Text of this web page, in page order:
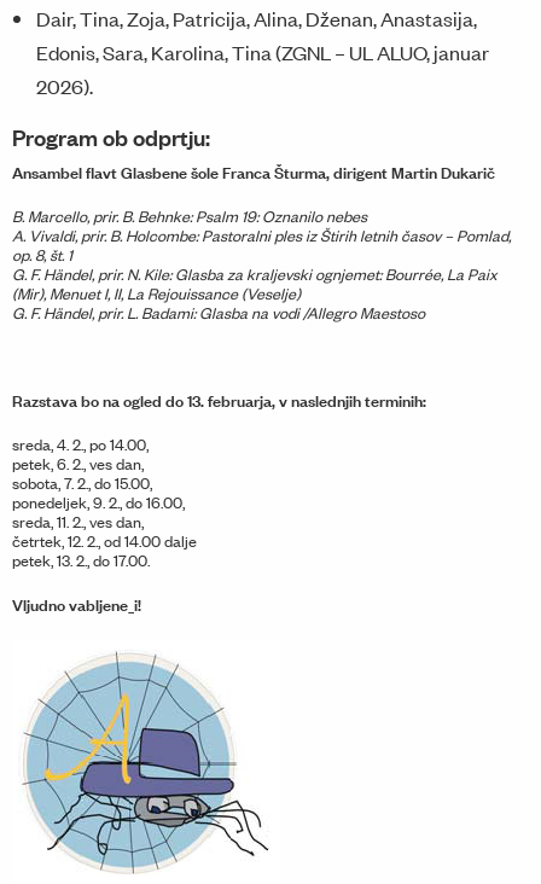
Dair, Tina, Zoja, Patricija, Alina, Dženan, Anastasija,
Edonis, Sara, Karolina, Tina (ZGNL – UL ALUO, januar
2026).
Program ob odprtju:
Ansambel flavt Glasbene šole Franca Šturma, dirigent Martin Dukarič
B. Marcello, prir. B. Behnke: Psalm 19: Oznanilo nebes
A. Vivaldi, prir. B. Holcombe: Pastoralni ples iz Štirih letnih časov – Pomlad,
op. 8, št. 1
G. F. Händel, prir. N. Kile: Glasba za kraljevski ognjemet: Bourrée, La Paix
(Mir), Menuet I, II, La Rejouissance (Veselje)
G. F. Händel, prir. L. Badami: Glasba na vodi /Allegro Maestoso
Razstava bo na ogled do 13. februarja, v naslednjih terminih:
sreda, 4. 2., po 14.00,
petek, 6. 2., ves dan,
sobota, 7. 2., do 15.00,
ponedeljek, 9. 2., do 16.00,
sreda, 11. 2., ves dan,
četrtek, 12. 2., od 14.00 dalje
petek, 13. 2., do 17.00.
Vljudno vabljene_i!